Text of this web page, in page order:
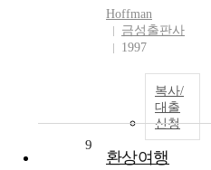
Hoffman
금성출판사
1997
복사/
대출
신청
9
환상여행